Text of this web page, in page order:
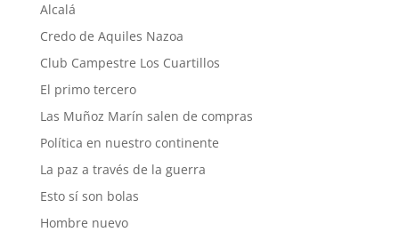
Alcalá
Credo de Aquiles Nazoa
Club Campestre Los Cuartillos
El primo tercero
Las Muñoz Marín salen de compras
Política en nuestro continente
La paz a través de la guerra
Esto sí son bolas
Hombre nuevo